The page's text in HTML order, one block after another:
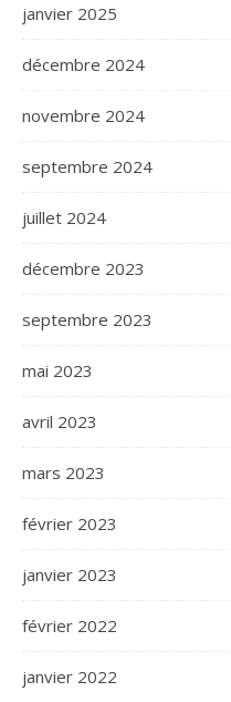
janvier 2025
décembre 2024
novembre 2024
septembre 2024
juillet 2024
décembre 2023
septembre 2023
mai 2023
avril 2023
mars 2023
février 2023
janvier 2023
février 2022
janvier 2022